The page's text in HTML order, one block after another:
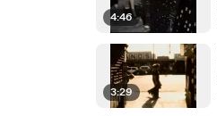
4:46
3:29